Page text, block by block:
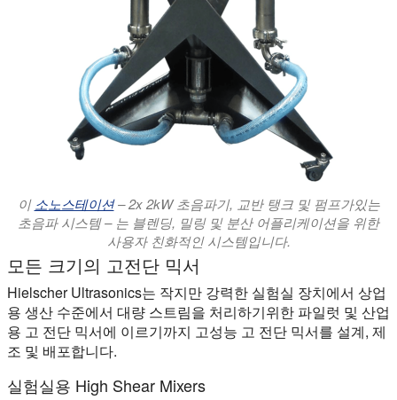
이소노스테이션– 2x 2kW 초음파기, 교반 탱크 및 펌프가있는
초음파 시스템 – 는 블렌딩, 밀링 및 분산 어플리케이션을 위한
사용자 친화적인 시스템입니다.
모든 크기의 고전단 믹서
Hielscher Ultrasonics는 작지만 강력한 실험실 장치에서 상업
용 생산 수준에서 대량 스트림을 처리하기위한 파일럿 및 산업
용 고 전단 믹서에 이르기까지 고성능 고 전단 믹서를 설계, 제
조 및 배포합니다.
실험실용 High Shear Mixers